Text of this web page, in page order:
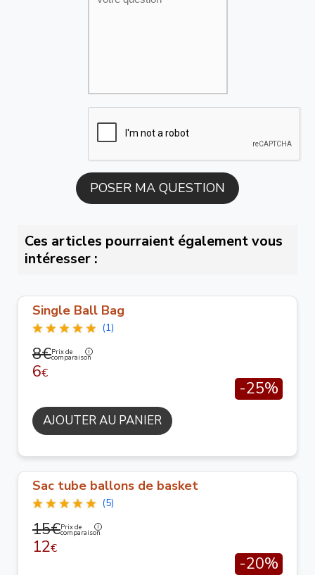
Ces articles pourraient également vous
intéresser :
Single Ball Bag
(1)
8€Prix de
comparaison
6€
-25%
AJOUTER AU PANIER
Sac tube ballons de basket
(5)
15€Prix de
comparaison
12€
-20%